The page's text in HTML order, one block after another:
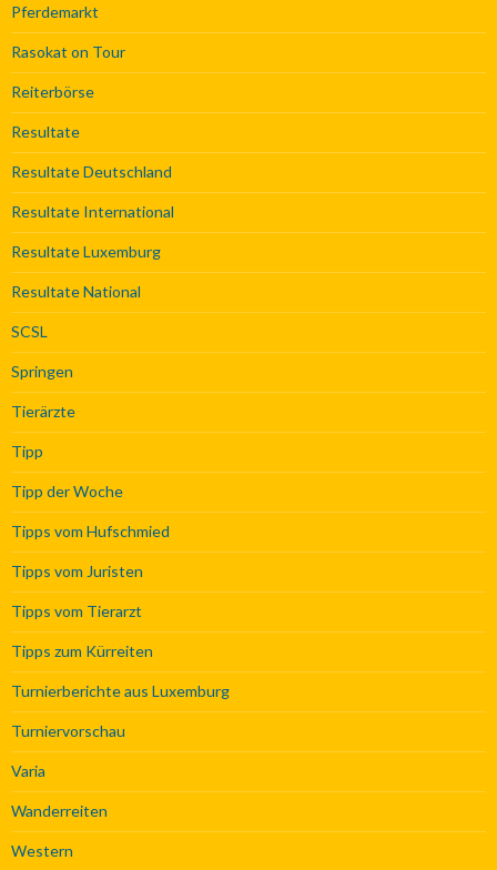
Pferdemarkt
Rasokat on Tour
Reiterbörse
Resultate
Resultate Deutschland
Resultate International
Resultate Luxemburg
Resultate National
SCSL
Springen
Tierärzte
Tipp
Tipp der Woche
Tipps vom Hufschmied
Tipps vom Juristen
Tipps vom Tierarzt
Tipps zum Kürreiten
Turnierberichte aus Luxemburg
Turniervorschau
Varia
Wanderreiten
Western